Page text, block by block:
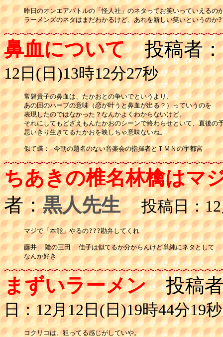
昨日のオンエアバトルの「怪人社」のネタってお笑いっていえるの
ラーメンズのネタはまだわかるけど、あれを新しい笑いというのか
鼻血について投稿者：
12日(日)13時12分27秒
常磐貴子の鼻血は、たかおとの争いでというより、
あの回のハーブの意味（恋が叶うと鼻血が出る？）っていうのを
表現したのではなかった？なんかよくわからないけど。
それにしてもどざえもんたかおのシーンで終わらせといて、直後の
思いきり生きてるたかおを映しちゃ意味ないね。
似て蝶： 今朝の題名のない音楽会の指揮者とＴＭＮの宇都宮
ちあきの椎名林檎はマ
者：黒人先生 投稿日：12
マジで「本能」やるの???勘弁してくれ
藤井  隆の三田  佳子は似てるか分からんけど単純にネタとして
なんか好き
まずいラーメン投稿
日：12月12日(日)19時44分19秒
コクリコは、狙ってる感じがしていや。